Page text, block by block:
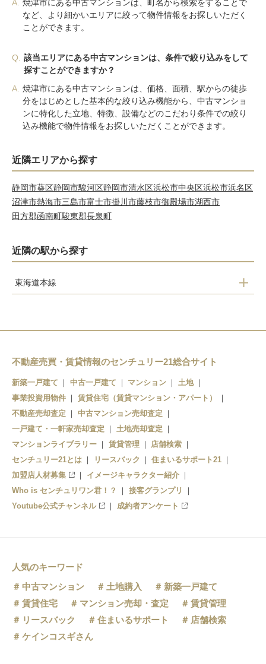
A. 焼津市にある中古マンションは、町名から検索をすることで
など、より細かいエリアに絞って物件情報をお探しいただく
ことができます。
Q.
該当エリアにある中古マンションは、条件で絞り込みをして
探すことができますか？
A. 焼津市にある中古マンションは、価格、面積、駅からの徒歩
分をはじめとした基本的な絞り込み機能から、中古マンショ
ンに特化した立地、特徴、設備などのこだわり条件での絞り
込み機能で物件情報をお探しいただくことができます。
近隣エリアから探す
静岡市葵区静岡市駿河区静岡市清水区浜松市中央区浜松市浜名区
沼津市熱海市三島市富士市掛川市藤枝市御殿場市湖西市
田方郡函南町駿東郡長泉町
近隣の駅から探す
東海道本線
西焼津駅
不動産売買・賃貸情報のセンチュリー21総合サイト
新築一戸建て 中古一戸建て マンション
土地
事業投資用物件
賃貸住宅（賃貸マンション・アパート）
不動産売却査定
中古マンション売却査定
一戸建て・一軒家売却査定
土地売却査定
マンションライブラリー
賃貸管理
店舗検索
センチュリー21とは
リースバック
住まいるサポート21
加盟店人材募集
イメージキャラクター紹介
Who is センチュリワン君！？
接客グランプリ
Youtube公式チャンネル
成約者アンケート
人気のキーワード
中古マンション
土地購入
新築一戸建て
賃貸住宅
マンション売却・査定
賃貸管理
リースバック
住まいるサポート
店舗検索
ケインコスギさん